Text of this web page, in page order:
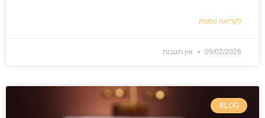
לקריאה נוספת
09/02/2026 אין תגובות
BLOG